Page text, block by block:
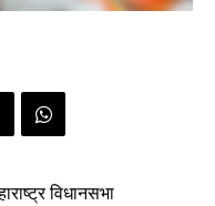
विधानसभा